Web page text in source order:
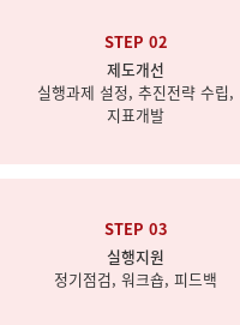
STEP 02
제도개선
실행과제 설정, 추진전략 수립,
지표개발
STEP 03
실행지원
정기점검, 워크숍, 피드백